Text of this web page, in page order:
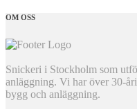
OM OSS
Snickeri i Stockholm som
anläggning. Vi har över 30-
bygg och anläggning.